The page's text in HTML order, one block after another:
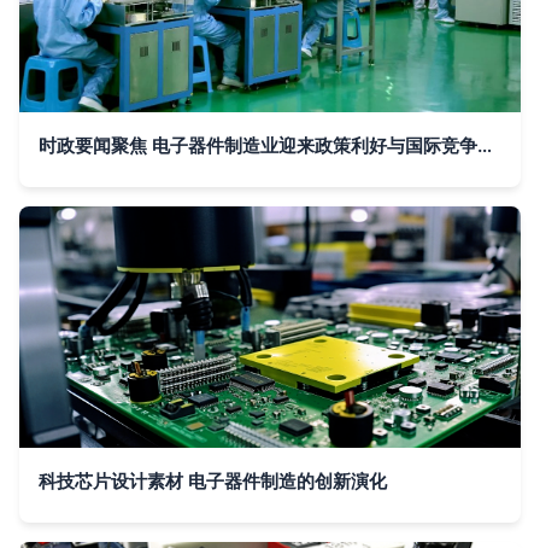
时政要闻聚焦 电子器件制造业迎来政策利好与国际竞争新局
科技芯片设计素材 电子器件制造的创新演化